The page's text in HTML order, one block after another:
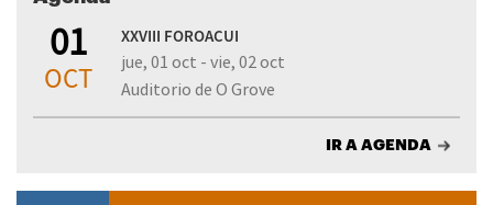
01
OCT
XXVIII FOROACUI
jue, 01 oct - vie, 02 oct
Auditorio de O Grove
IR A AGENDA